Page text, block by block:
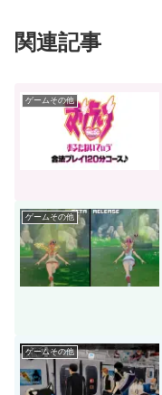
関連記事
ゲームその他
ゲームその他
ゲームその他